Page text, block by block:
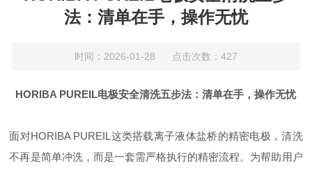
法：清单在手，操作无忧
时间：2026-01-28 点击次数：427
HORIBA PUREIL电极安全清洗五步法：清单在手，操作无忧
面对HORIBA PUREIL这类搭载离子液体盐桥的精密电极，清洗
不再是简单冲洗，而是一套需严格执行的精密流程。为帮助用户